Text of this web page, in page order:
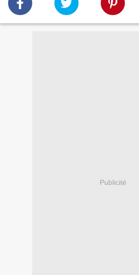
Publicité